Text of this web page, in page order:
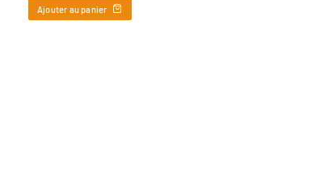
Ajouter au panier